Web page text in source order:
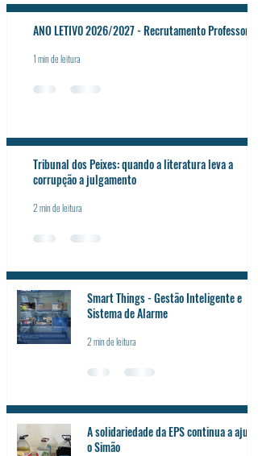
ANO LETIV0 2026/2027 - Recrutamento Professores
1 min de leitura
Tribunal dos Peixes: quando a literatura leva a
corrupção a julgamento
2 min de leitura
Smart Things - Gestão Inteligente e
Sistema de Alarme
2 min de leitura
A solidariedade da EPS continua a ajudar
o Simão